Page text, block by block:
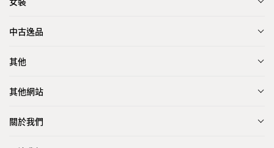
中古逸品
其他
其他網站
關於我們